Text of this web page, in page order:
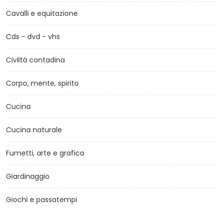
Cavalli e equitazione
Cds - dvd - vhs
Civiltà contadina
Corpo, mente, spirito
Cucina
Cucina naturale
Fumetti, arte e grafica
Giardinaggio
Giochi e passatempi